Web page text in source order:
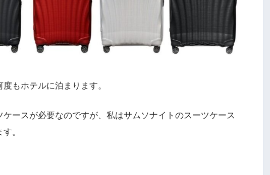
もホテルに泊まります。
ースが必要なのですが、私はサムソナイトのスーツケース
。